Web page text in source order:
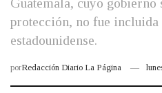
Guatemala, cuyo
protección, no fue
estadounidense.
porRedacción Diario La Página